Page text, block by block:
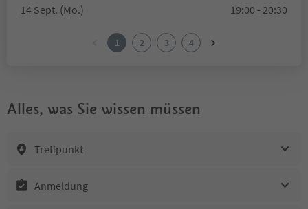
14 Sept. (Mo.)
19:00 - 20:30
1 2 3 4
Alles, was Sie wissen müssen
Treffpunkt
Anmeldung